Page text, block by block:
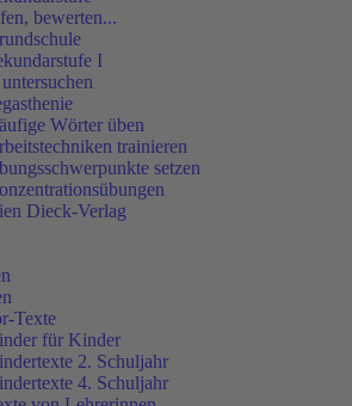
bewerten...
I
Wörter üben
trainieren
setzen
Dieck-Verlag
Texte
für Kinder
2. Schuljahr
4. Schuljahr